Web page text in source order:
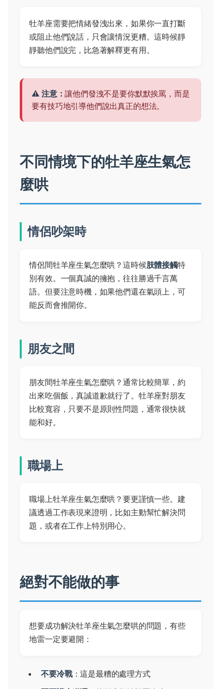
牡羊座需要把情緒發洩出來，如果你一直打斷
或阻止他們說話，只會讓情況更糟。這時候靜
靜聽他們說完，比急著解釋更有用。
⚠️ 注意：讓他們發洩不是要你默默挨罵，而是
要有技巧地引導他們說出真正的想法。
不同情境下的牡羊座生氣怎
麼哄
情侶吵架時
情侶間牡羊座生氣怎麼哄？這時候肢體接觸特
別有效。一個真誠的擁抱，往往勝過千言萬
語。但要注意時機，如果他們還在氣頭上，可
能反而會推開你。
朋友之間
朋友間牡羊座生氣怎麼哄？通常比較簡單，約
出來吃個飯，真誠道歉就行了。牡羊座對朋友
比較寬容，只要不是原則性問題，通常很快就
能和好。
職場上
職場上牡羊座生氣怎麼哄？要更謹慎一些。建
議透過工作表現來證明，比如主動幫忙解決問
題，或者在工作上特別用心。
絕對不能做的事
想要成功解決牡羊座生氣怎麼哄的問題，有些
地雷一定要避開：
不要冷戰：這是最糟的處理方式